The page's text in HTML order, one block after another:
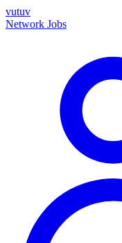
vutuv
Network Jobs